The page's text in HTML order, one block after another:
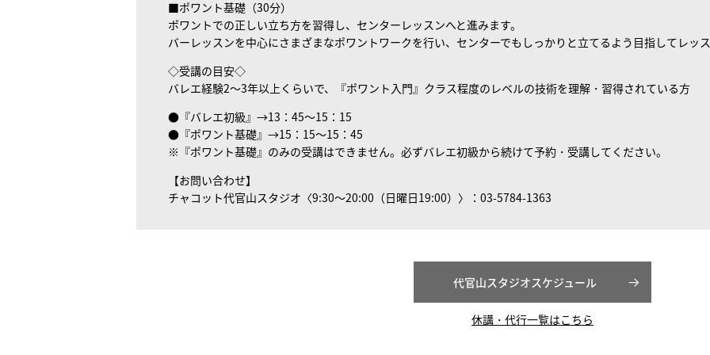
■ポワント基礎（30分）
ポワントでの正しい立ち方を習得し、センターレッスンへと進みます。
バーレッスンを中心にさまざまなポワントワークを行い、センターでもしっかりと立てるよう目指してレッス
◇受講の目安◇
バレエ経験2～3年以上くらいで、『ポワント入門』クラス程度のレベルの技術を理解・習得されている方
●『バレエ初級』→13：45～15：15
●『ポワント基礎』→15：15～15：45
※『ポワント基礎』のみの受講はできません。必ずバレエ初級から続けて予約・受講してください。
【お問い合わせ】
チャコット代官山スタジオ〈9:30～20:00（日曜日19:00）〉：03-5784-1363
代官山スタジオスケジュール
休講・代行一覧はこちら